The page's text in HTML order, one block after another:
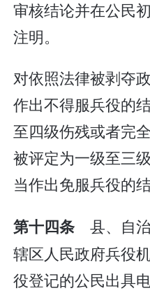
审核结论并在公民
注明。
对依照法律被剥夺
作出不得服兵役的
至四级伤残或者完
被评定为一级至三
当作出免服兵役的结
第十四条县、自
辖区人民政府兵役
役登记的公民出具